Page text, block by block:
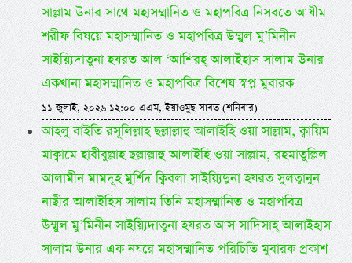
সাল্লাম উনার সাথে মহাসম্মানিত ও মহাপবিত্র নিসবতে আযীম
শরীফ বিষয়ে মহাসম্মানিত ও মহাপবিত্র উম্মুল মু’মিনীন
সাইয়্যিদাতুনা হযরত আল ‘আশিরহ্ আলাইহাস সালাম উনার
একখানা মহাসম্মানিত ও মহাপবিত্র বিশেষ স্বপ্ন মুবারক
১১ জুলাই, ২০২৬ ১২:০০ এএম, ইয়াওমুছ সাবত (শনিবার)
আহলু বাইতি রসূলিল্লাহ ছল্লাল্লাহু আলাইহি ওয়া সাল্লাম, ক্বায়িম
মাক্বামে হাবীবুল্লাহ ছল্লাল্লাহু আলাইহি ওয়া সাল্লাম, রহমাতুল্লিল
আলামীন মামদূহ মুর্শিদ ক্বিবলা সাইয়্যিদুনা হযরত সুলত্বানুন
নাছীর আলাইহিস সালাম তিনি মহাসম্মানিত ও মহাপবিত্র
উম্মুল মু’মিনীন সাইয়্যিদাতুনা হযরত আস সাদিসাহ্ আলাইহাস
সালাম উনার এক নযরে মহাসম্মানিত পরিচিতি মুবারক প্রকাশ